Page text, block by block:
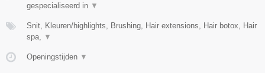
gespecialiseerd in ▼
Snit, Kleuren/highlights, Brushing, Hair extensions, Hair botox, Hair
spa,
▼
Openingstijden ▼